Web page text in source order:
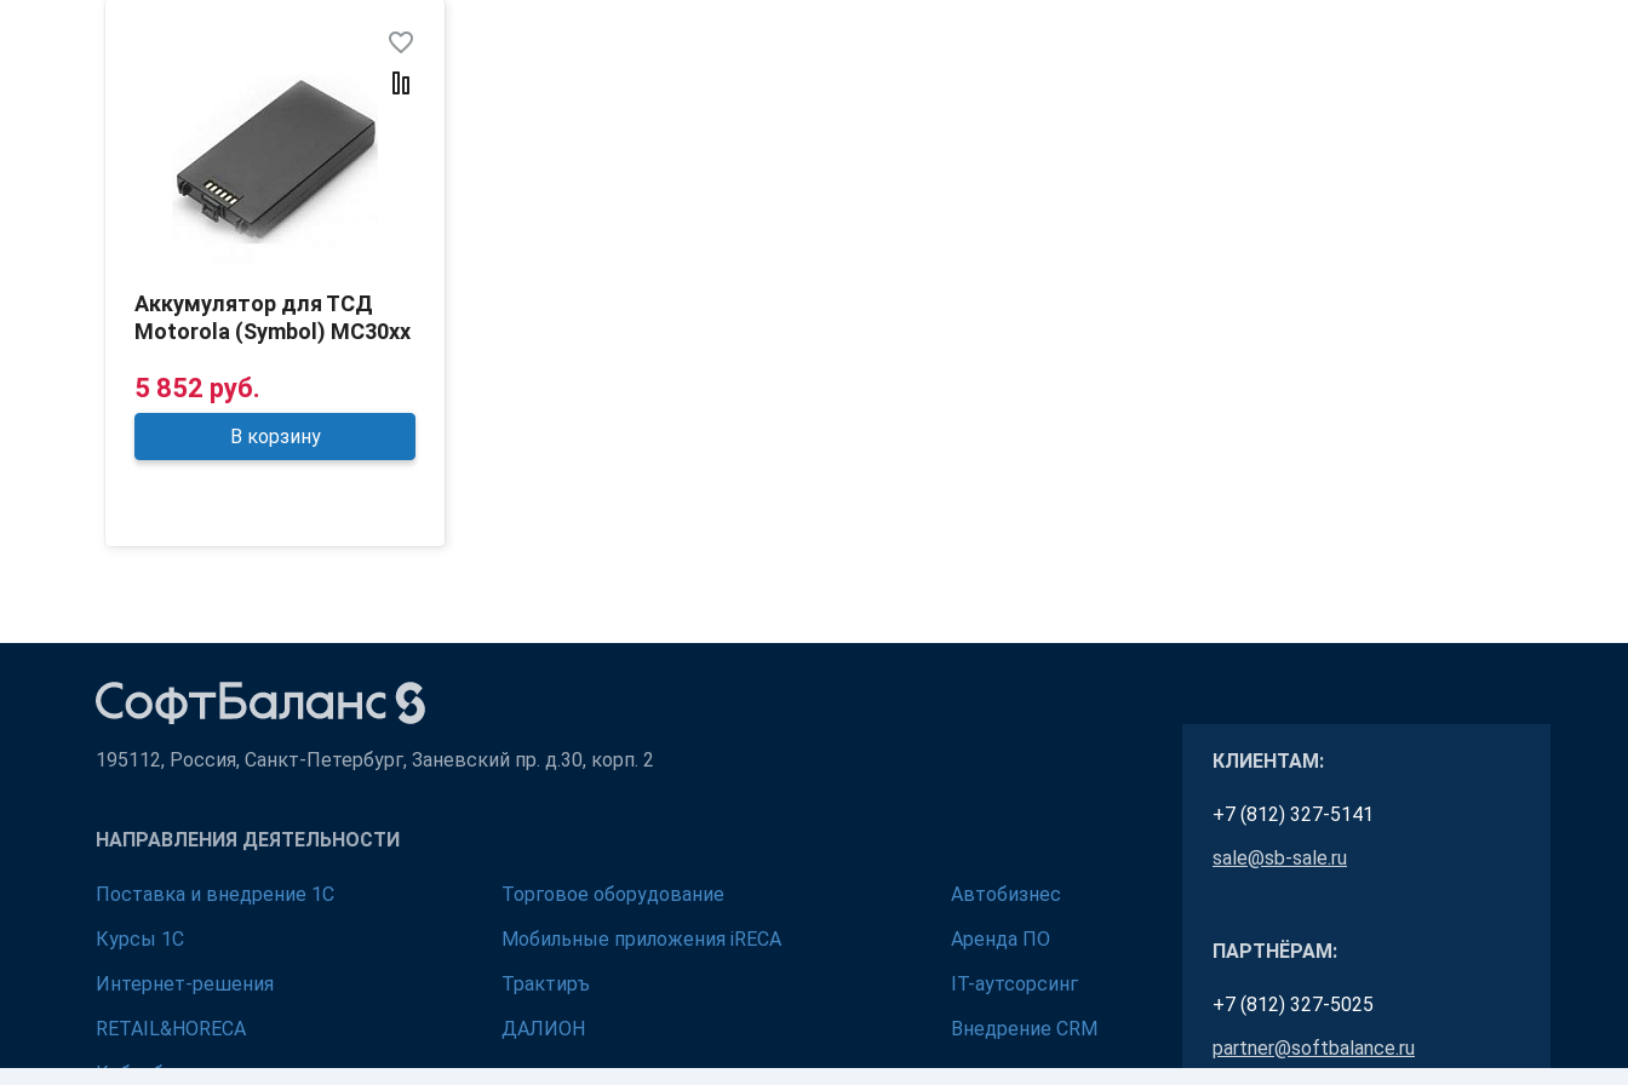
Аккумулятор для ТСД
Motorola (Symbol) MC30xx
favorite_border
5 852 руб.
В корзину
195112, Россия, Санкт-Петербург, Заневский пр. д.30, корп. 2
НАПРАВЛЕНИЯ ДЕЯТЕЛЬНОСТИ
Поставка и внедрение 1С Торговое оборудование
Автобизнес
Курсы 1С
Мобильные приложения iRECA
Аренда ПО
Интернет-решения
Трактиръ
IT-аутсорсинг
RETAIL&HORECA
ДАЛИОН
Внедрение CRM
Кибербезопасность
КЛИЕНТАМ:
+7 (812) 327-5141
sale@sb-sale.ru
ПАРТНЁРАМ:
+7 (812) 327-5025
partner@softbalance.ru